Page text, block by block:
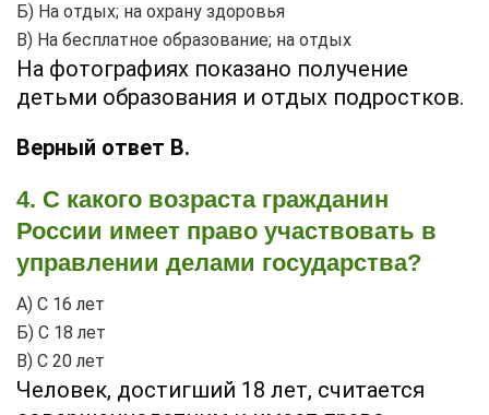
Б) На отдых; на охрану здоровья
В) На бесплатное образование; на отдых
На фотографиях показано получение
детьми образования и отдых подростков.
Верный ответ В.
4. С какого возраста гражданин
России имеет право участвовать в
управлении делами государства?
А) С 16 лет
Б) С 18 лет
В) С 20 лет
Человек, достигший 18 лет, считается